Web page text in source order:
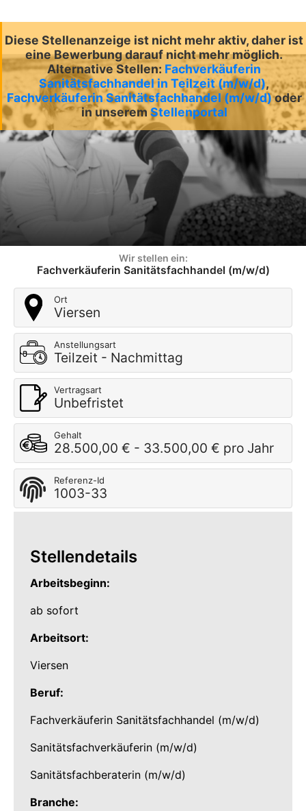
Diese Stellenanzeige ist nicht mehr aktiv, daher ist
eine Bewerbung darauf nicht mehr möglich.
Alternative Stellen: Fachverkäuferin
Sanitätsfachhandel in Teilzeit (m/w/d),
Fachverkäuferin Sanitätsfachhandel (m/w/d)oder
in unserem Stellenportal
Wir stellen ein:
Fachverkäuferin Sanitätsfachhandel (m/w/d)
Ort
Viersen
Anstellungsart
Teilzeit - Nachmittag
Vertragsart
Unbefristet
Gehalt
28.500,00 € - 33.500,00 € pro Jahr
Referenz-Id
1003-33
Stellendetails
Arbeitsbeginn:
ab sofort
Arbeitsort:
Viersen
Beruf:
Fachverkäuferin Sanitätsfachhandel (m/w/d)
Sanitätsfachverkäuferin (m/w/d)
Sanitätsfachberaterin (m/w/d)
Branche: